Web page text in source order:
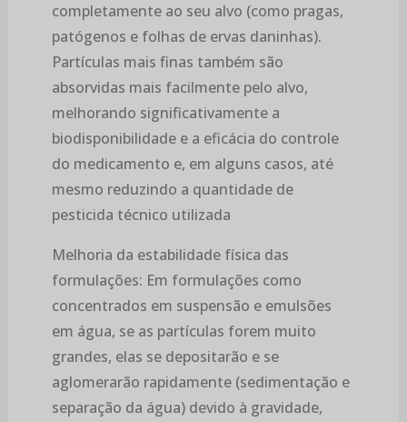
completamente ao seu alvo (como pragas,
patógenos e folhas de ervas daninhas).
Partículas mais finas também são
absorvidas mais facilmente pelo alvo,
melhorando significativamente a
biodisponibilidade e a eficácia do controle
do medicamento e, em alguns casos, até
mesmo reduzindo a quantidade de
pesticida técnico utilizada
Melhoria da estabilidade física das
formulações: Em formulações como
concentrados em suspensão e emulsões
em água, se as partículas forem muito
grandes, elas se depositarão e se
aglomerarão rapidamente (sedimentação e
separação da água) devido à gravidade,